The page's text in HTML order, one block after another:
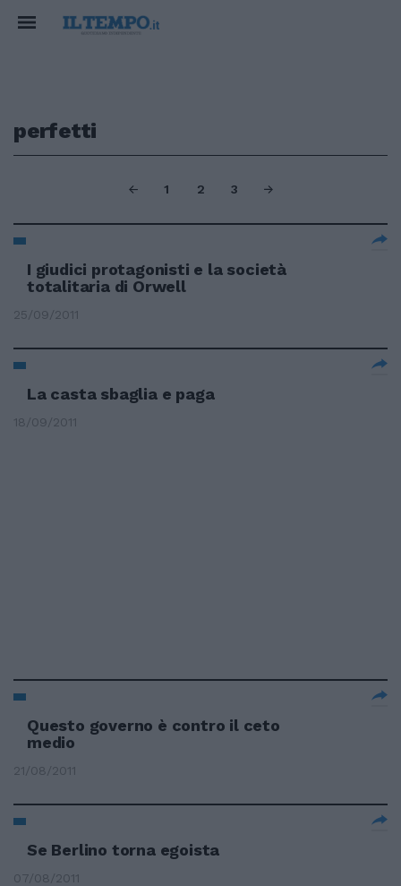
perfetti
1 2 3
I giudici protagonisti e la società
totalitaria di Orwell
25/09/2011
La casta sbaglia e paga
18/09/2011
Questo governo è contro il ceto
medio
21/08/2011
Se Berlino torna egoista
07/08/2011